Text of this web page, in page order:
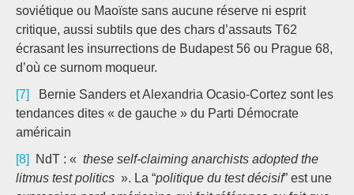
soviétique ou Maoïste sans aucune réserve ni esprit
critique, aussi subtils que des chars d’assauts T62
écrasant les insurrections de Budapest 56 ou Prague 68,
d’où ce surnom moqueur.
[7]
Bernie Sanders et Alexandria Ocasio-Cortez sont les
tendances dites « de gauche » du Parti Démocrate
américain
[8]
NdT : « these self-claiming anarchists adoptedthe
litmus test politics ». La “politique du test décisif” est une